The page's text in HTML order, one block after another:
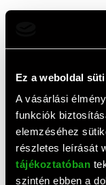
Ez a weboldal
A vásárlási
funkciók
elemzéséhez
részletes leírását
tájékoztatóban
szintén ebben a
József
2025. 08. 29.
Előnyök:NVMe